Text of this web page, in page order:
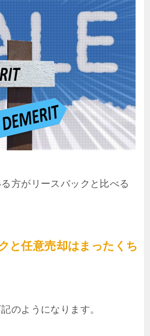
方がリースバックと比べる
と任意売却はまったくち
のようになります。